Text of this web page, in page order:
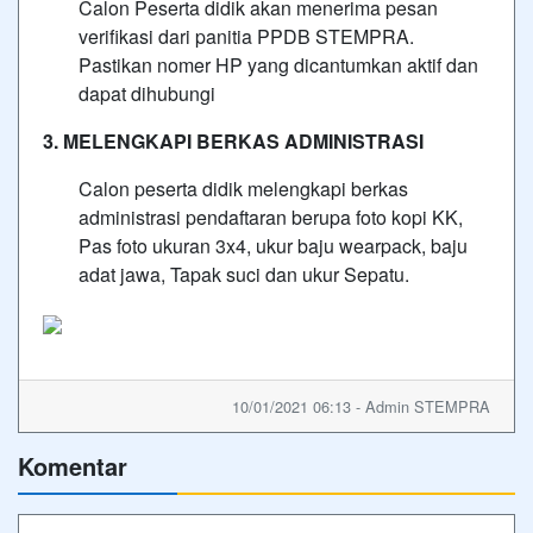
Calon Peserta didik akan menerima pesan
verifikasi dari panitia PPDB STEMPRA.
Pastikan nomer HP yang dicantumkan aktif dan
dapat dihubungi
3. MELENGKAPI BERKAS ADMINISTRASI
Calon peserta didik melengkapi berkas
administrasi pendaftaran berupa foto kopi KK,
Pas foto ukuran 3x4, ukur baju wearpack, baju
adat jawa, Tapak suci dan ukur Sepatu.
10/01/2021 06:13 - Admin STEMPRA
Komentar